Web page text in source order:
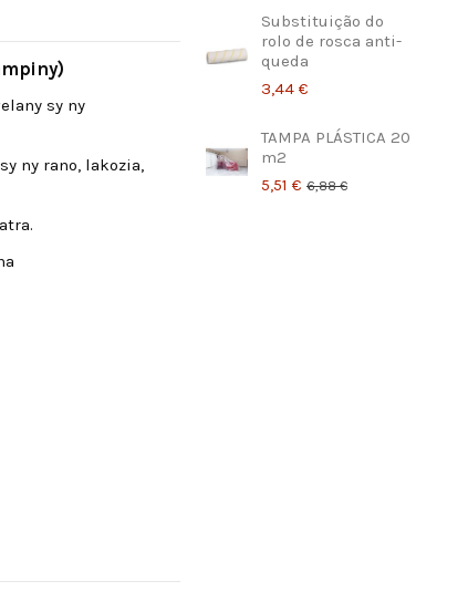
sy ny
ny rano, lakozia,
Substituição do
rolo de rosca anti-
queda
3,44 €
TAMPA PLÁSTICA 20
m2
5,51 € 6,88 €